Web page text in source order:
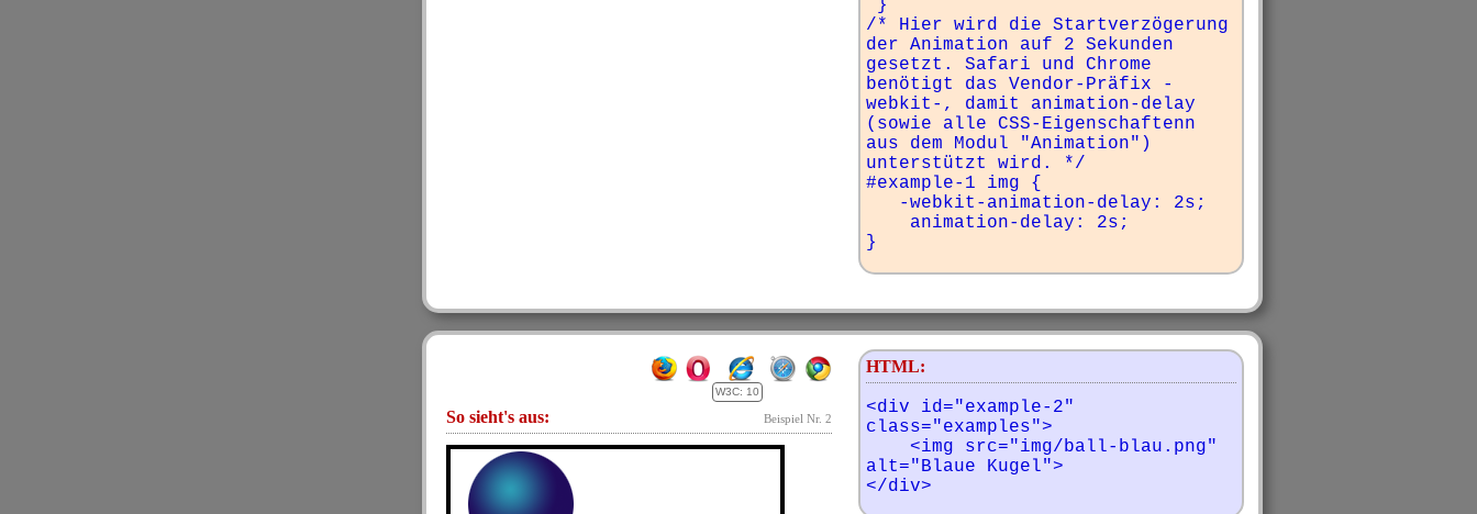
/* Hier wird die Startverzögerung
der Animation auf 2 Sekunden
gesetzt. Safari und Chrome
benötigt das Vendor-Präfix -
webkit-, damit animation-delay
(sowie alle CSS-Eigenschaftenn
aus dem Modul "Animation")
unterstützt wird. */
#example-1 img {
}
HTML:
<div id="example-2"
class="examples">
alt="Blaue Kugel">
</div>
W3C: 10
Beispiel Nr. 2
So sieht's aus: